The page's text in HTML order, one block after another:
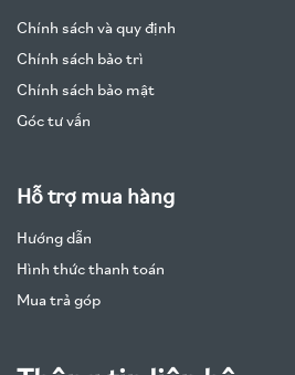
Chính sách và quy định
Chính sách bảo trì
Chính sách bảo mật
Góc tư vấn
Hỗ trợ mua hàng
Hướng dẫn
Hình thức thanh toán
Mua trả góp